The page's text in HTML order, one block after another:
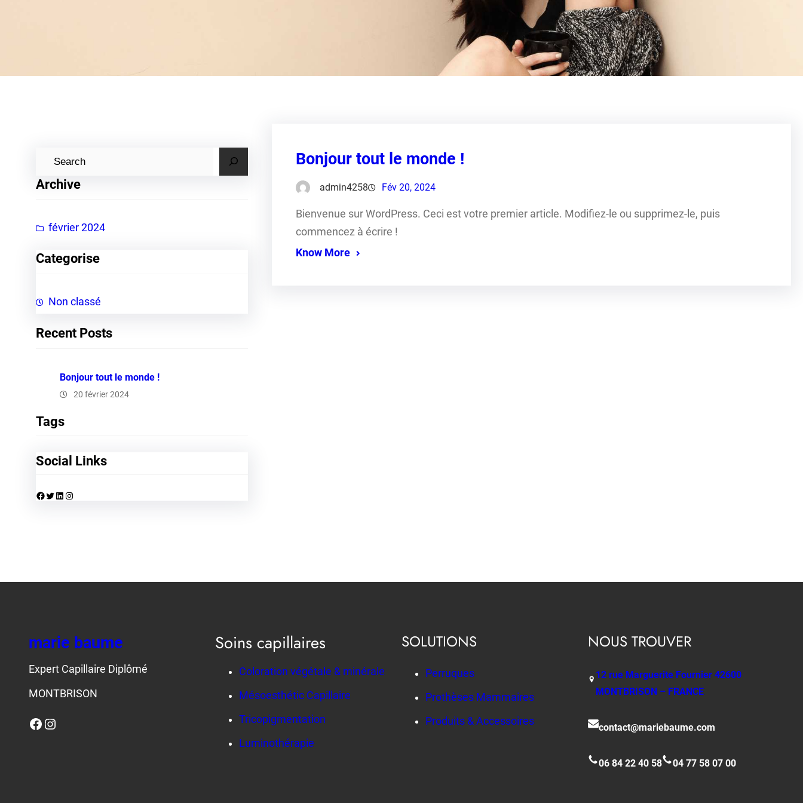
c
e
c
e
Archive
février 2024
Categorise
Non classé
Recent Posts
Bonjour tout le monde !
20 février 2024
Tags
Social Links
Facebook Twitter LinkedIn Instagram
Bonjour tout le monde !
admin4258 Fév 20, 2024
Bienvenue sur WordPress. Ceci est votre premier article. Modifiez-le ou supprimez-le, puis
commencez à écrire !
Know More
marie baume
Expert Capillaire Diplômé
MONTBRISON
Facebook Instagram
Soins capillaires
Coloration végétale & minérale
Mésoesthétic Capillaire
Tricopigmentation
Luminothérapie
SOLUTIONS
Perruques
Prothèses Mammaires
Produits & Accessoires
NOUS TROUVER
12 rue Marguerite Fournier 42600
MONTBRISON – FRANCE
contact@mariebaume.com
06 84 22 40 58 04 77 58 07 00